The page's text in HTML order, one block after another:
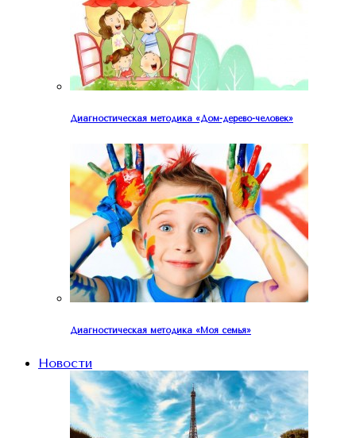
Диагностическая методика «Дом-дерево-человек»
Диагностическая методика «Моя семья»
Новости